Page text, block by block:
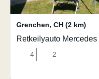
Grenchen, CH (2 km)
Retkeilyauto Mercedes
4 2